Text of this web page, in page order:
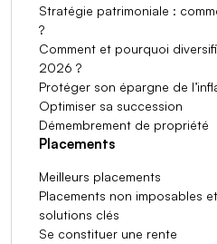
Stratégie patrimoniale :
?
Comment et pourquoi
2026 ?
Protéger son épargne de
Optimiser sa succession
Démembrement de propriété
Placements
Meilleurs placements
Placements non imposables
solutions clés
Se constituer une rente